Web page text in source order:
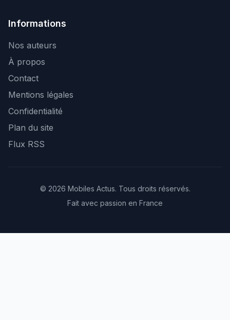
Informations
Nos auteurs
À propos
Contact
Mentions légales
Confidentialité
Plan du site
Flux RSS
© 2026 Mobiles Actus. Tous droits réservés.
Fait avec passion en France